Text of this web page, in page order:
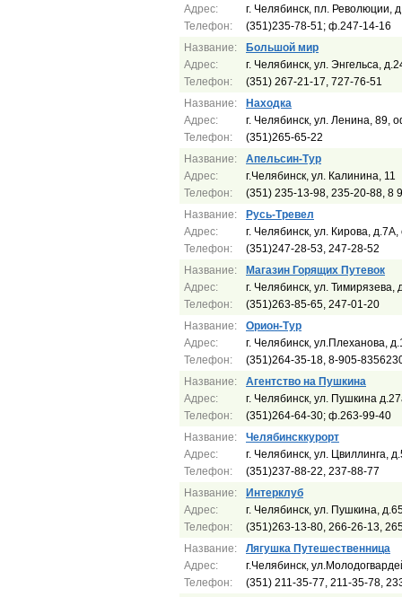
Адрес:
Телефон:
г. Челябинск, пл. Революции,
(351)235-78-51; ф.247-14-16
Название:
Адрес:
Телефон:
Большой мир
г. Челябинск, ул. Энгельса,
(351) 267-21-17, 727-76-51
Название:
Адрес:
Телефон:
Находка
г. Челябинск, ул. Ленина, 89,
(351)265-65-22
Название:
Адрес:
Телефон:
Апельсин-Тур
г.Челябинск, ул. Калинина, 11
(351) 235-13-98, 235-20-88, 8
Название:
Адрес:
Телефон:
Русь-Тревел
г. Челябинск, ул. Кирова,
(351)247-28-53, 247-28-52
Название:
Адрес:
Телефон:
Магазин Горящих Путевок
г. Челябинск, ул. Тимирязева,
(351)263-85-65, 247-01-20
Название:
Адрес:
Телефон:
Орион-Тур
г. Челябинск, ул.Плеханова,
(351)264-35-18, 8-905-
Название:
Адрес:
Телефон:
Агентство на Пушкина
г. Челябинск, ул. Пушкина
(351)264-64-30; ф.263-99-40
Название:
Адрес:
Телефон:
Челябинсккурорт
г. Челябинск, ул. Цвиллинга,
(351)237-88-22, 237-88-77
Название:
Адрес:
Телефон:
Интерклуб
г. Челябинск, ул. Пушкина,
(351)263-13-80, 266-26-13,
Название:
Адрес:
Телефон:
Лягушка Путешественница
г.Челябинск,
(351) 211-35-77, 211-35-78,